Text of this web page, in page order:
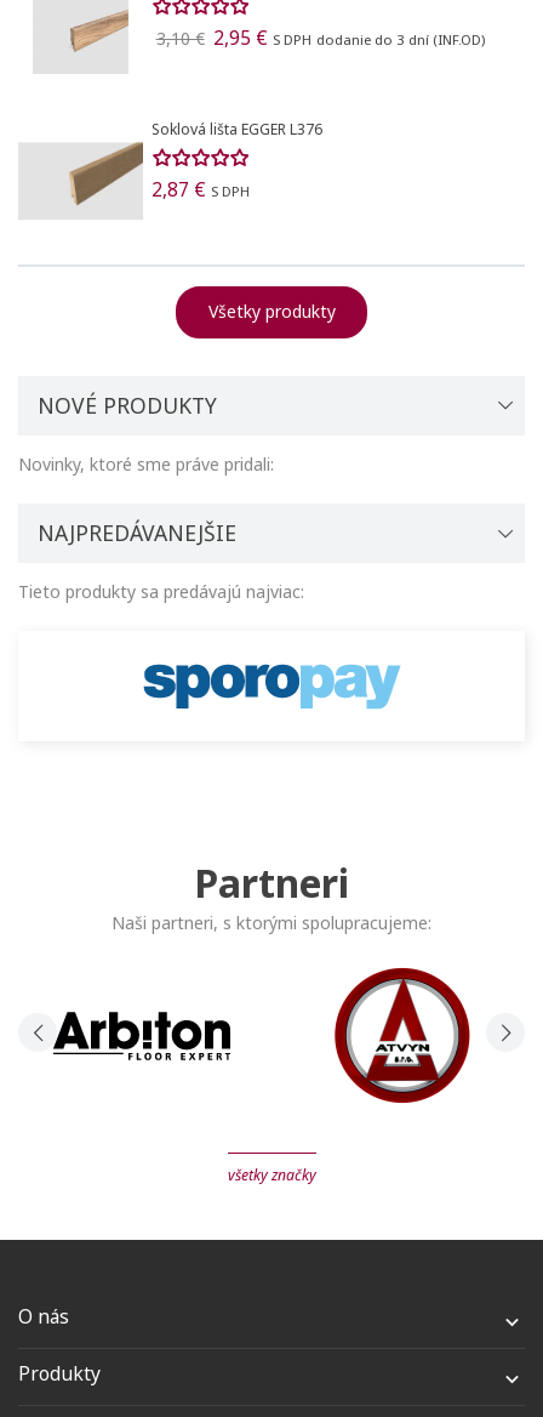
3,10 € 2,95 € S DPH dodanie do 3 dní (INF.OD)
Soklová lišta EGGER L376
2,87 € S DPH
Všetky produkty
NOVÉ PRODUKTY
Novinky, ktoré sme práve pridali:
NAJPREDÁVANEJŠIE
Tieto produkty sa predávajú najviac:
Partneri
Naši partneri, s ktorými spolupracujeme:
všetky značky
O nás 
Produkty 
((cancelText))
Vytvoriť zoznam želaní Ukončiť
Registrovať sa